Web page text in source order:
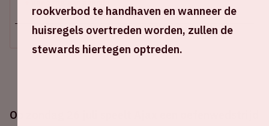
Op zondag 26 juli speelt Ajax een oefenwedstrijd
rookverbod te handhaven en wanneer de
huisregels overtreden worden, zullen de
stewards hiertegen optreden.